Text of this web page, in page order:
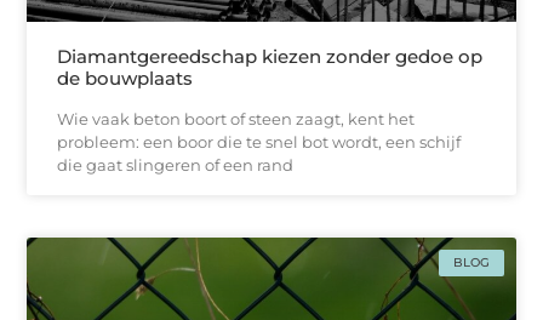
Diamantgereedschap kiezen zonder gedoe op
de bouwplaats
Wie vaak beton boort of steen zaagt, kent het
probleem: een boor die te snel bot wordt, een schijf
die gaat slingeren of een rand
BLOG